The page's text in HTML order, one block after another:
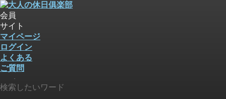
会員
サイト
マイページ
ログイン
よくある
ご質問